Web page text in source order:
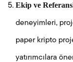
Ekip ve
deneyimleri,
paper kripto
yatırımcılara